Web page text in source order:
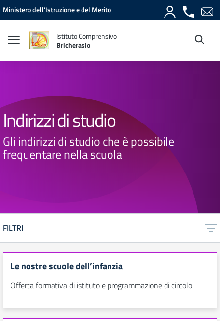
Vai ai contenuti
Vai al menu di navigazione
Vai al footer
Ministero dell'Istruzione e del Merito
Istituto Comprensivo
Bricherasio
Indirizzi di studio
Gli indirizzi di studio che è possibile
frequentare nella scuola
FILTRI
Le nostre scuole dell’infanzia
Offerta formativa di istituto e programmazione di circolo